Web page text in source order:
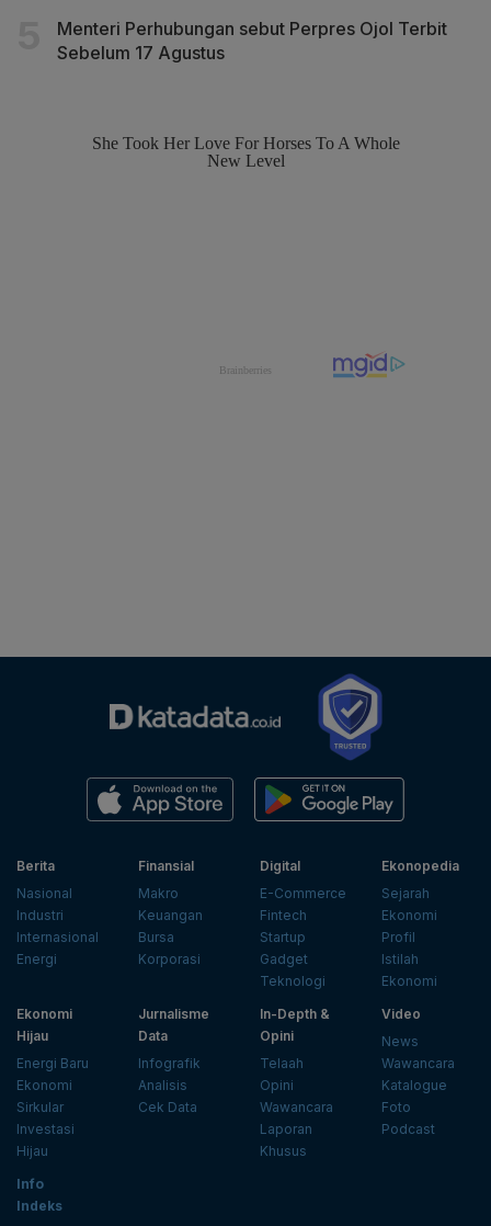
Menteri Perhubungan sebut Perpres Ojol Terbit
Sebelum 17 Agustus
Berita
Nasional
Industri
Internasional
Energi
Finansial
Makro
Keuangan
Bursa
Korporasi
Digital
E-Commerce
Fintech
Startup
Gadget
Teknologi
Ekonopedia
Sejarah
Ekonomi
Profil
Istilah
Ekonomi
Ekonomi
Hijau
Energi Baru
Ekonomi
Sirkular
Investasi
Hijau
Jurnalisme
Data
Infografik
Analisis
Cek Data
In-Depth &
Opini
Telaah
Opini
Wawancara
Laporan
Khusus
Video
News
Wawancara
Katalogue
Foto
Podcast
Info
Indeks